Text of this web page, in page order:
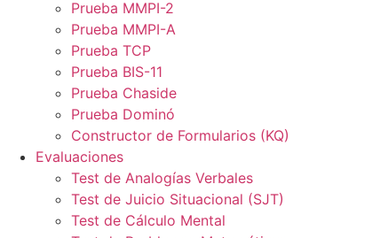
Prueba MMPI-2
Prueba MMPI-A
Prueba TCP
Prueba BIS-11
Prueba Chaside
Prueba Dominó
Constructor de Formularios (KQ)
Evaluaciones
Test de Analogías Verbales
Test de Juicio Situacional (SJT)
Test de Cálculo Mental